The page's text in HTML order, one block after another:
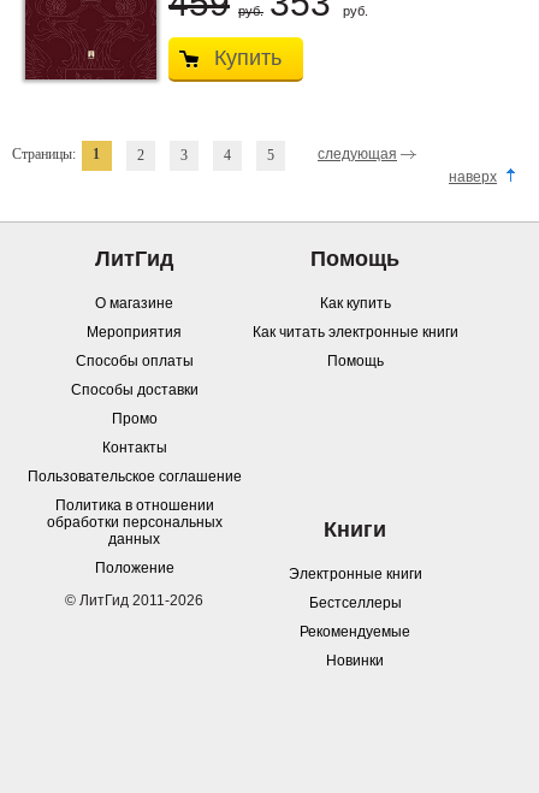
руб. руб.
Купить
Страницы: 1 2 3 4 5
следующая
наверх
ЛитГид
О магазине
Мероприятия
Способы оплаты
Способы доставки
Промо
Контакты
Пользовательское соглашение
Политика в отношении
обработки персональных
данных
Положение
© ЛитГид 2011-2026
Помощь
Как купить
Как читать электронные книги
Помощь
Книги
Электронные книги
Бестселлеры
Рекомендуемые
Новинки